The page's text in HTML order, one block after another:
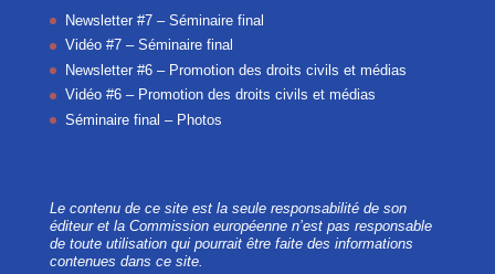
Newsletter #7 – Séminaire final
Vidéo #7 – Séminaire final
Newsletter #6 – Promotion des droits civils et médias
Vidéo #6 – Promotion des droits civils et médias
Séminaire final – Photos
Le contenu de ce site est la seule responsabilité de son
éditeur et la Commission européenne n’est pas responsable
de toute utilisation qui pourrait être faite des informations
contenues dans ce site.